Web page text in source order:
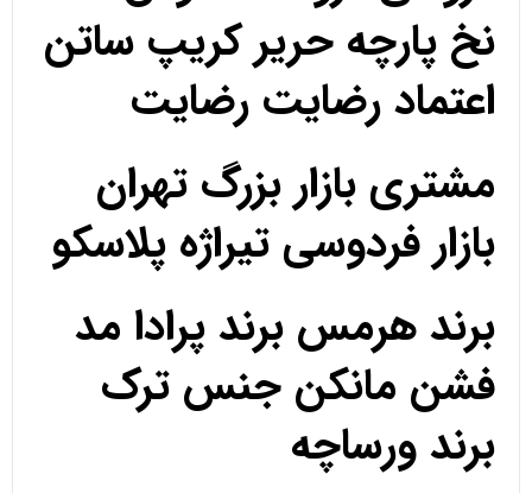
نخ پارچه حریر کریپ ساتن
اعتماد رضایت رضایت
مشتری بازار بزرگ تهران
بازار فردوسی تیراژه پلاسکو
برند هرمس برند پرادا مد
فشن مانکن جنس ترک
برند ورساچه